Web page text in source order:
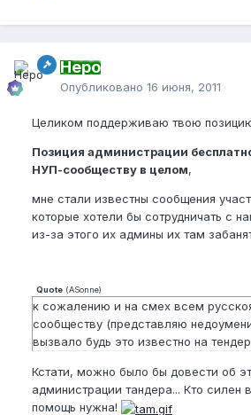
Неро
Опубликовано 16 июня, 2011
Целиком поддерживаю твою
Позиция администрации
НУП-сообществу в целом,
мне стали известны сообщения
которые хотели бы сотрудничать с
из-за этого их админы их там
Quote (ASonne)
к сожалению и на смех всем
сообществу (представляю
вызвало будь это известно на
Кстати, можно было бы довести об
администрации тандера... Кто силен
помощь нужна!